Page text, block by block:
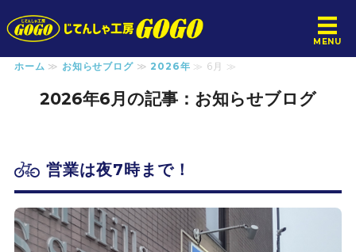
MENU
ホーム
店舗概要
お問い合わせ
ホーム ≫ お知らせブログ≫ 2026年 ≫ 6月 ≫
2026年6月の記事：お知らせブログ
営業は夜7時まで！